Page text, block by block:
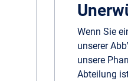
Wenn Sie
unserer
unsere
Abteilung